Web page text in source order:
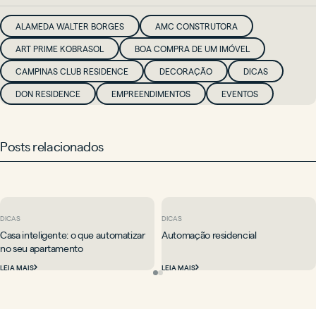
ALAMEDA WALTER BORGES
AMC CONSTRUTORA
ART PRIME KOBRASOL
BOA COMPRA DE UM IMÓVEL
CAMPINAS CLUB RESIDENCE
DECORAÇÃO
DICAS
DON RESIDENCE
EMPREENDIMENTOS EVENTOS
Posts relacionados
DICAS
Casa inteligente: o que automatizar
no seu apartamento
LEIA MAIS
DICAS
Automação residencial
LEIA MAIS